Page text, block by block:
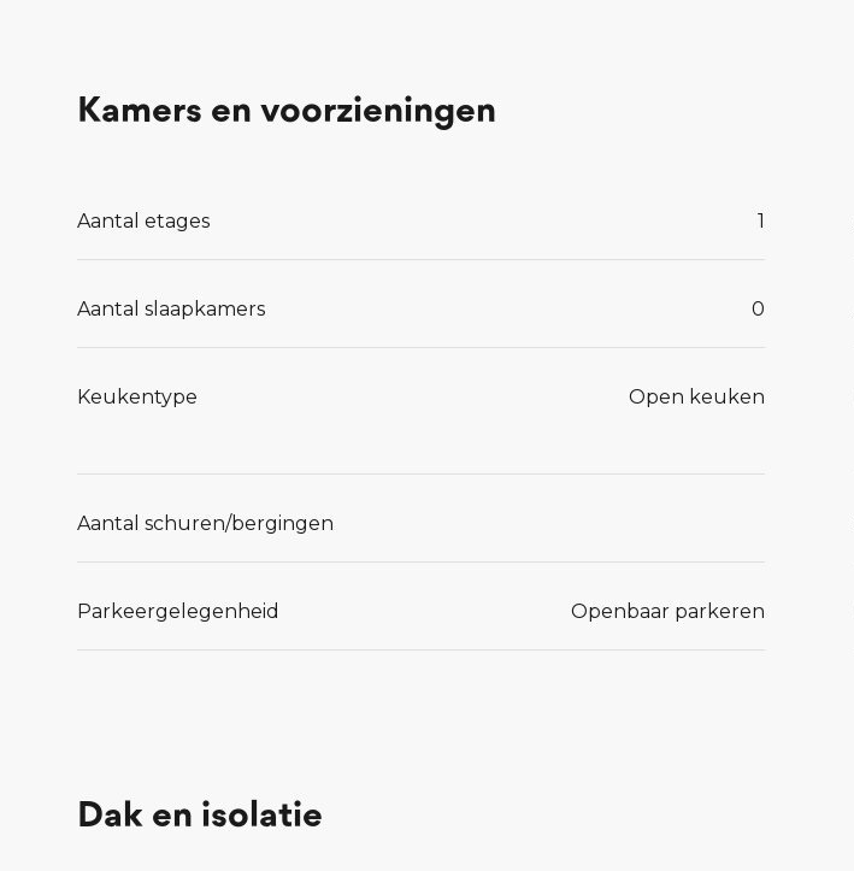
Kamers en voorzieningen
Aantal etages 1
Aantal slaapkamers 0
Keukentype Open keuken
Aantal schuren/bergingen
Parkeergelegenheid Openbaar parkeren
Dak en isolatie